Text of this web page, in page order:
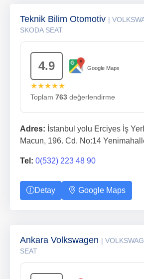
Teknik Bilim Otomotiv |
SKODA SEAT
4.9 Google Maps
★★★★★
Toplam 763 değerlendirme
Adres: İstanbul yolu Erciyes İş
Macun, 196. Cd. No:14
Tel: 0(532) 223 48 90
Detay Google Maps
Ankara Volkswagen |
SEAT